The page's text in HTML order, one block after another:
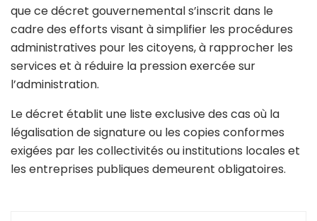
que ce décret gouvernemental s’inscrit dans le
cadre des efforts visant à simplifier les procédures
administratives pour les citoyens, à rapprocher les
services et à réduire la pression exercée sur
l’administration.
Le décret établit une liste exclusive des cas où la
légalisation de signature ou les copies conformes
exigées par les collectivités ou institutions locales et
les entreprises publiques demeurent obligatoires.